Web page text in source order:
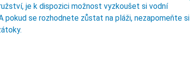
je k dispozici možnost vyzkoušet si vodní
pokud se rozhodnete zůstat na pláži, nezapomeňte si